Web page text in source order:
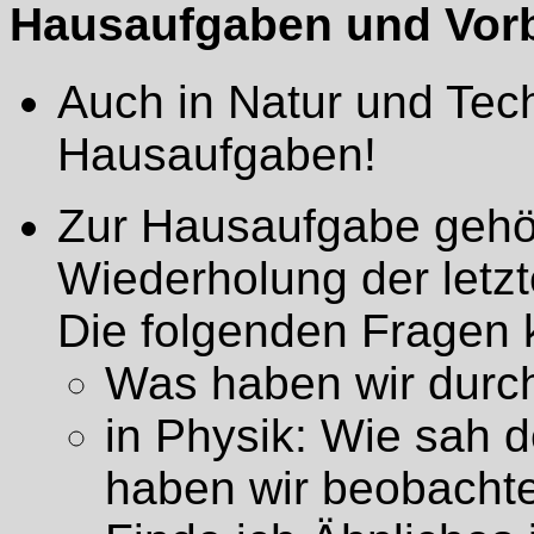
Hausaufgaben und
Auch in Natur und
Hausaufgaben!
Zur Hausaufgabe
Wiederholung der
Die folgenden Fragen
Was haben wir
in Physik: Wie sah
haben wir